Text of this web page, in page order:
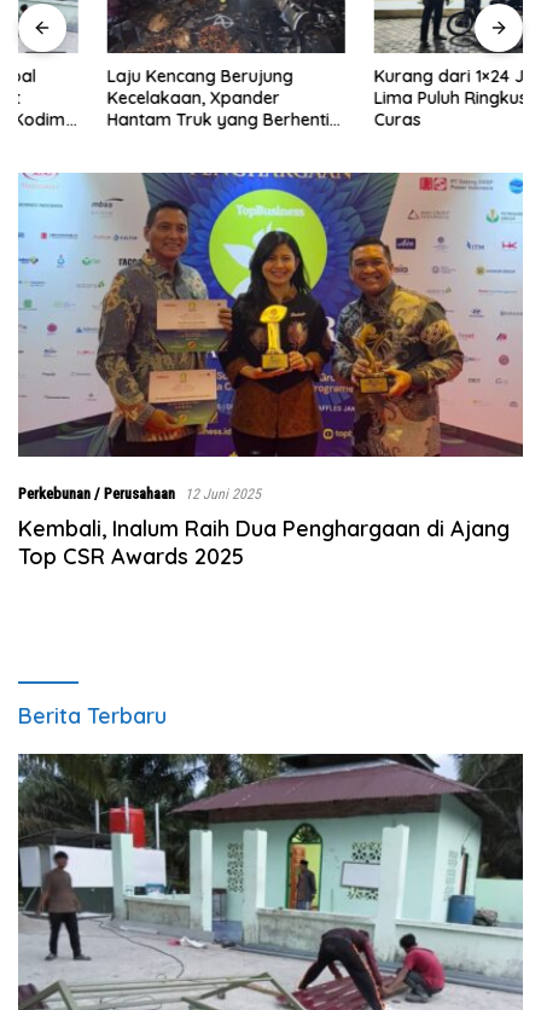
Laju Kencang Berujung
Kecelakaan, Xpander
Hantam Truk yang Berhenti
Kurang dari 1×24 Jam, Polsek
Lima Puluh Ringkus Pelaku
Curas
Perkebunan / Perusahaan 12 Juni 2025
Kembali, Inalum Raih Dua Penghargaan di Ajang
Top CSR Awards 2025
Berita Terbaru